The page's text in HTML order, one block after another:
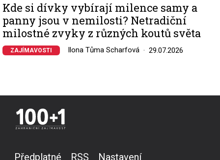
Kde si dívky vybírají milence samy a
panny jsou v nemilosti? Netradiční
milostné zvyky z různých koutů světa
ZAJÍMAVOSTI Ilona Tůma Scharfová 29.07.2026
Předplatné RSS Nastavení